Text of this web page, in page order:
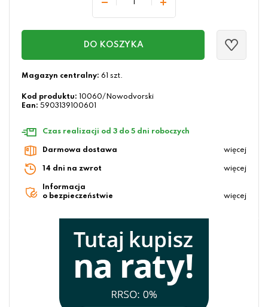
DO KOSZYKA
Magazyn centralny: 61 szt.
Kod produktu:
10060/Nowodvorski
Ean: 5903139100601
Czas realizacji od 3 do 5 dni roboczych
Darmowa dostawa więcej
14 dni na zwrot więcej
Informacja
o bezpieczeństwie
więcej